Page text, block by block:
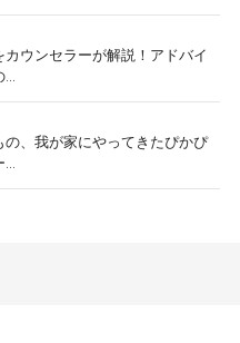
ウンセラーが解説！アドバイ
の、我が家にやってきたぴかぴ